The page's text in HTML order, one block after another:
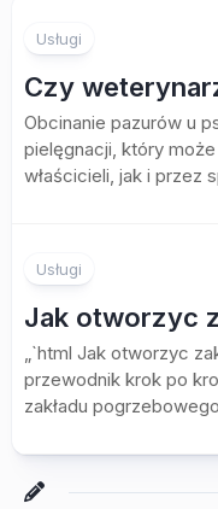
Usługi
Czy
Obcinanie pazurów u
pielęgnacji, który
właścicieli, jak i przez
Usługi
Jak otworzyc
„`html Jak otworzyc
przewodnik krok po
zakładu